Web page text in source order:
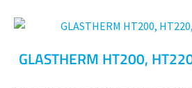
GLASTHERM HT200,